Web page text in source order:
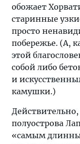
обожает
старинные
просто
побережье. (А,
этой
собой либо
и
камушки.)
полуострова
«самым